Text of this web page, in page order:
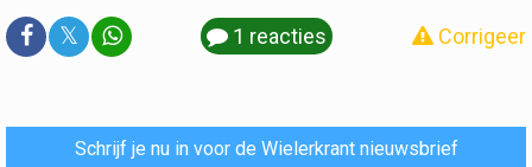
𝕏 1 reacties Corrigeer
Schrijf je nu in voor de Wielerkrant nieuwsbrief